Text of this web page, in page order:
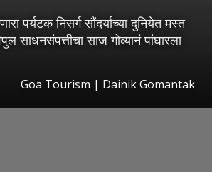
पर्यटक निसर्ग सौंदर्याच्या दुनियेत मस्त
साधनसंपत्तीचा साज गोव्यानं पांघारला
Goa Tourism | Dainik Gomantak